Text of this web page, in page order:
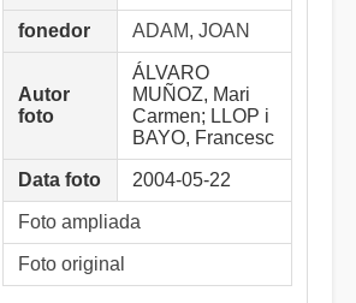
fonedor ADAM, JOAN
Autor
foto
ÁLVARO
MUÑOZ, Mari
Carmen; LLOP i
BAYO, Francesc
Data foto 2004-05-22
Foto ampliada
Foto original